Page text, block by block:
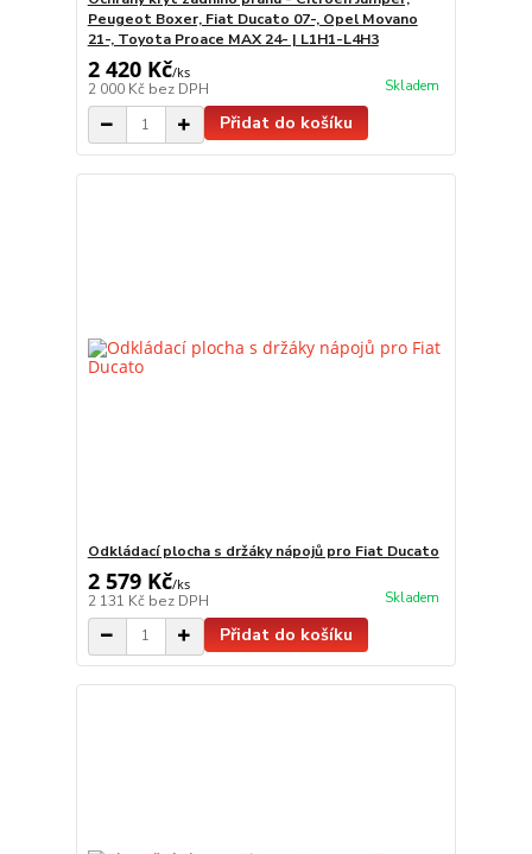
Peugeot Boxer, Fiat Ducato 07-, Opel Movano
21-, Toyota Proace MAX 24- | L1H1-L4H3
2 420 Kč/ks
2 000 Kč bez DPH Skladem
Přidat do košíku
Odkládací plocha s držáky nápojů pro Fiat Ducato
2 579 Kč/ks
2 131 Kč bez DPH Skladem
Přidat do košíku